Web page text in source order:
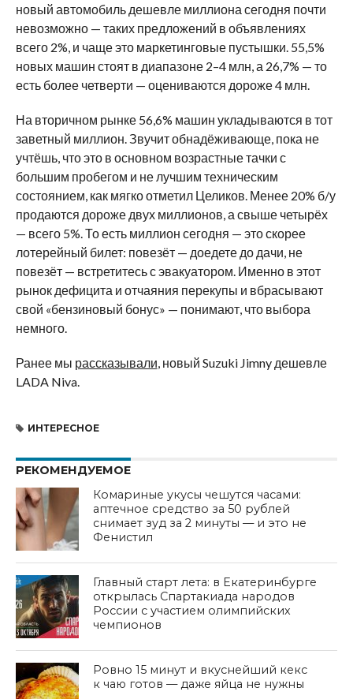
новый автомобиль дешевле миллиона сегодня почти
невозможно — таких предложений в объявлениях
всего 2%, и чаще это маркетинговые пустышки. 55,5%
новых машин стоят в диапазоне 2–4 млн, а 26,7% — то
есть более четверти — оцениваются дороже 4 млн.
На вторичном рынке 56,6% машин укладываются в тот
заветный миллион. Звучит обнадёживающе, пока не
учтёшь, что это в основном возрастные тачки с
большим пробегом и не лучшим техническим
состоянием, как мягко отметил Целиков. Менее 20% б/у
продаются дороже двух миллионов, а свыше четырёх
— всего 5%. То есть миллион сегодня — это скорее
лотерейный билет: повезёт — доедете до дачи, не
повезёт — встретитесь с эвакуатором. Именно в этот
рынок дефицита и отчаяния перекупы и вбрасывают
свой «бензиновый бонус» — понимают, что выбора
немного.
Ранее мы рассказывали, новый Suzuki Jimny дешевле
LADA Niva.
ИНТЕРЕСНОЕ
РЕКОМЕНДУЕМОЕ
Комариные укусы чешутся часами:
аптечное средство за 50 рублей
снимает зуд за 2 минуты — и это не
Фенистил
Главный старт лета: в Екатеринбурге
открылась Спартакиада народов
России с участием олимпийских
чемпионов
Ровно 15 минут и вкуснейший кекс
к чаю готов — даже яйца не нужны